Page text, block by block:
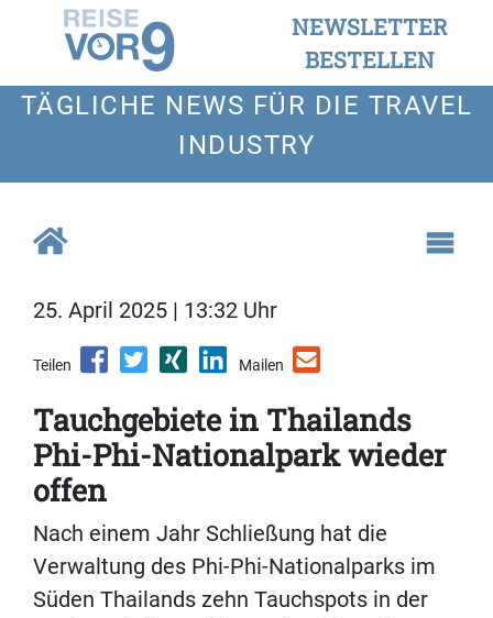
NEWSLETTER
BESTELLEN
TÄGLICHE NEWS FÜR DIE TRAVEL
INDUSTRY
25. April 2025 | 13:32 Uhr
Teilen Mailen
Tauchgebiete in Thailands
Phi-Phi-Nationalpark wieder
offen
Nach einem Jahr Schließung hat die
Verwaltung des Phi-Phi-Nationalparks im
Süden Thailands zehn Tauchspots in der